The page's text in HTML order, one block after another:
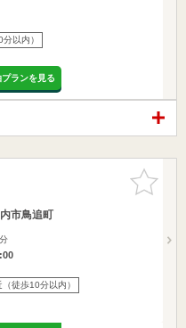
以内）
ランを見る
お気に入
りに追加
市鳥追町
（徒歩10分以内）